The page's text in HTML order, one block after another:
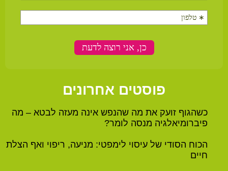
פוסטים אחרונים
כשהגוף זועק את מה שהנפש אינה מעזה לבטא – מה
פיברומיאלגיה מנסה לומר?
הכוח הסודי של עיסוי לימפטי: מניעה, ריפוי ואף הצלת
חיים